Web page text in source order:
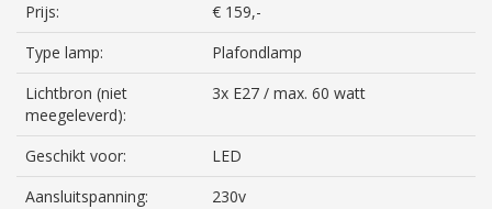
Prijs:
€ 159,-
Type lamp:
Plafondlamp
Lichtbron (niet
meegeleverd):
3x E27 / max. 60 watt
Geschikt voor:
LED
Aansluitspanning:
230v